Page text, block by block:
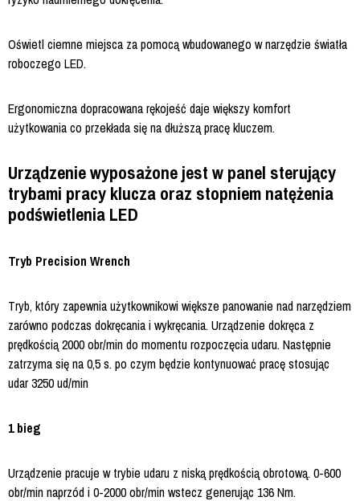
Oświetl ciemne miejsca za pomocą wbudowanego w narzędzie światła
roboczego LED.
Ergonomiczna dopracowana rękojeść daje większy komfort
użytkowania co przekłada się na dłuższą pracę kluczem.
Urządzenie wyposażone jest w panel sterujący
trybami pracy klucza oraz stopniem natężenia
podświetlenia LED
Tryb Precision Wrench
Tryb, który zapewnia użytkownikowi większe panowanie nad narzędziem
zarówno podczas dokręcania i wykręcania. Urządzenie dokręca z
prędkością 2000 obr/min do momentu rozpoczęcia udaru. Następnie
zatrzyma się na 0,5 s. po czym będzie kontynuować pracę stosując
udar 3250 ud/min
1 bieg
Urządzenie pracuje w trybie udaru z niską prędkością obrotową. 0-600
obr/min naprzód i 0-2000 obr/min wstecz generując 136 Nm.